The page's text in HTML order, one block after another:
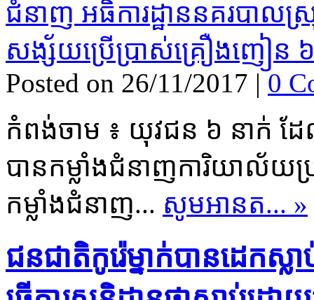
Posted on 26/11/2017 | 0
កំពង់ចាម ៖ យុវជន ៦ នាក់ ដ
បាន​កម្លាំង​ជំនាញ​ការិយាល័
កម្លាំង​ជំនាញ... សូមអានត... »
ជនជាតិ​កូរ៉េ​ម្នាក់​បាន​ដេកស្